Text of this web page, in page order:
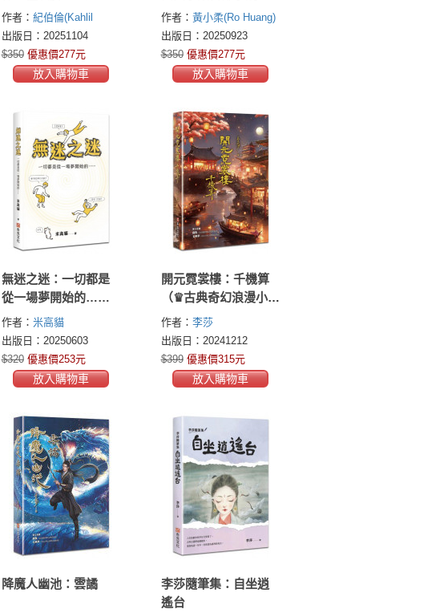
的百年暢銷經典，譯
成50多種語言、全球
銷售破千萬冊，啟發
披頭四與甘地的26個
人生答案，首部全解
作者： 紀伯倫(Kahlil
Gibran)
出版日：20251104
$350 優惠價277元
放入購物車
作）神與鬼、善與
惡，如何試煉人性？
作者： 黃小柔(Ro Huang)
出版日：20250923
$350 優惠價277元
放入購物車
無迷之迷：一切都是
從一場夢開始的……
作者： 米高貓
出版日：20250603
$320 優惠價253元
放入購物車
開元霓裳樓：千機算
（♛古典奇幻浪漫小說
才女李莎，最新代表
作，史詩級電影絕美
場景，再現盛唐絕代
風華！）
作者： 李莎
出版日：20241212
$399 優惠價315元
放入購物車
降魔人幽池：雲譎
李莎隨筆集：自坐逍
遙台